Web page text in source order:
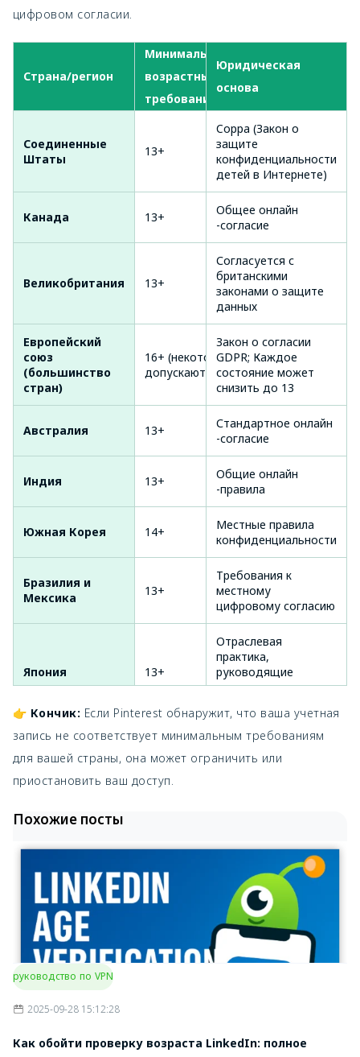
цифровом согласии.
Страна/регион
Минимальные
возрастные
требования
Юридическая
основа
Соединенные
Штаты
13+
Coppa (Закон о
защите
конфиденциальности
детей в Интернете)
Канада 13+
Общее онлайн
-согласие
Великобритания 13+
Согласуется с
британскими
законами о защите
данных
Европейский
союз
(большинство
стран)
16+ (некоторые
допускают 13+)
Закон о согласии
GDPR; Каждое
состояние может
снизить до 13
Австралия 13+
Стандартное онлайн
-согласие
Индия 13+
Общие онлайн
-правила
Южная Корея 14+
Местные правила
конфиденциальности
Бразилия и
Мексика
13+
Требования к
местному
цифровому согласию
Япония 13+
Отраслевая
практика,
руководящие
принципы
18+
(неофициально)
Pinterest официально
не доступен;
👉 Кончик: Если Pinterest обнаружит, что ваша учетная
запись не соответствует минимальным требованиям
для вашей страны, она может ограничить или
приостановить ваш доступ.
Похожие посты
руководство по VPN
2025-09-28 15:12:28
Как обойти проверку возраста LinkedIn: полное